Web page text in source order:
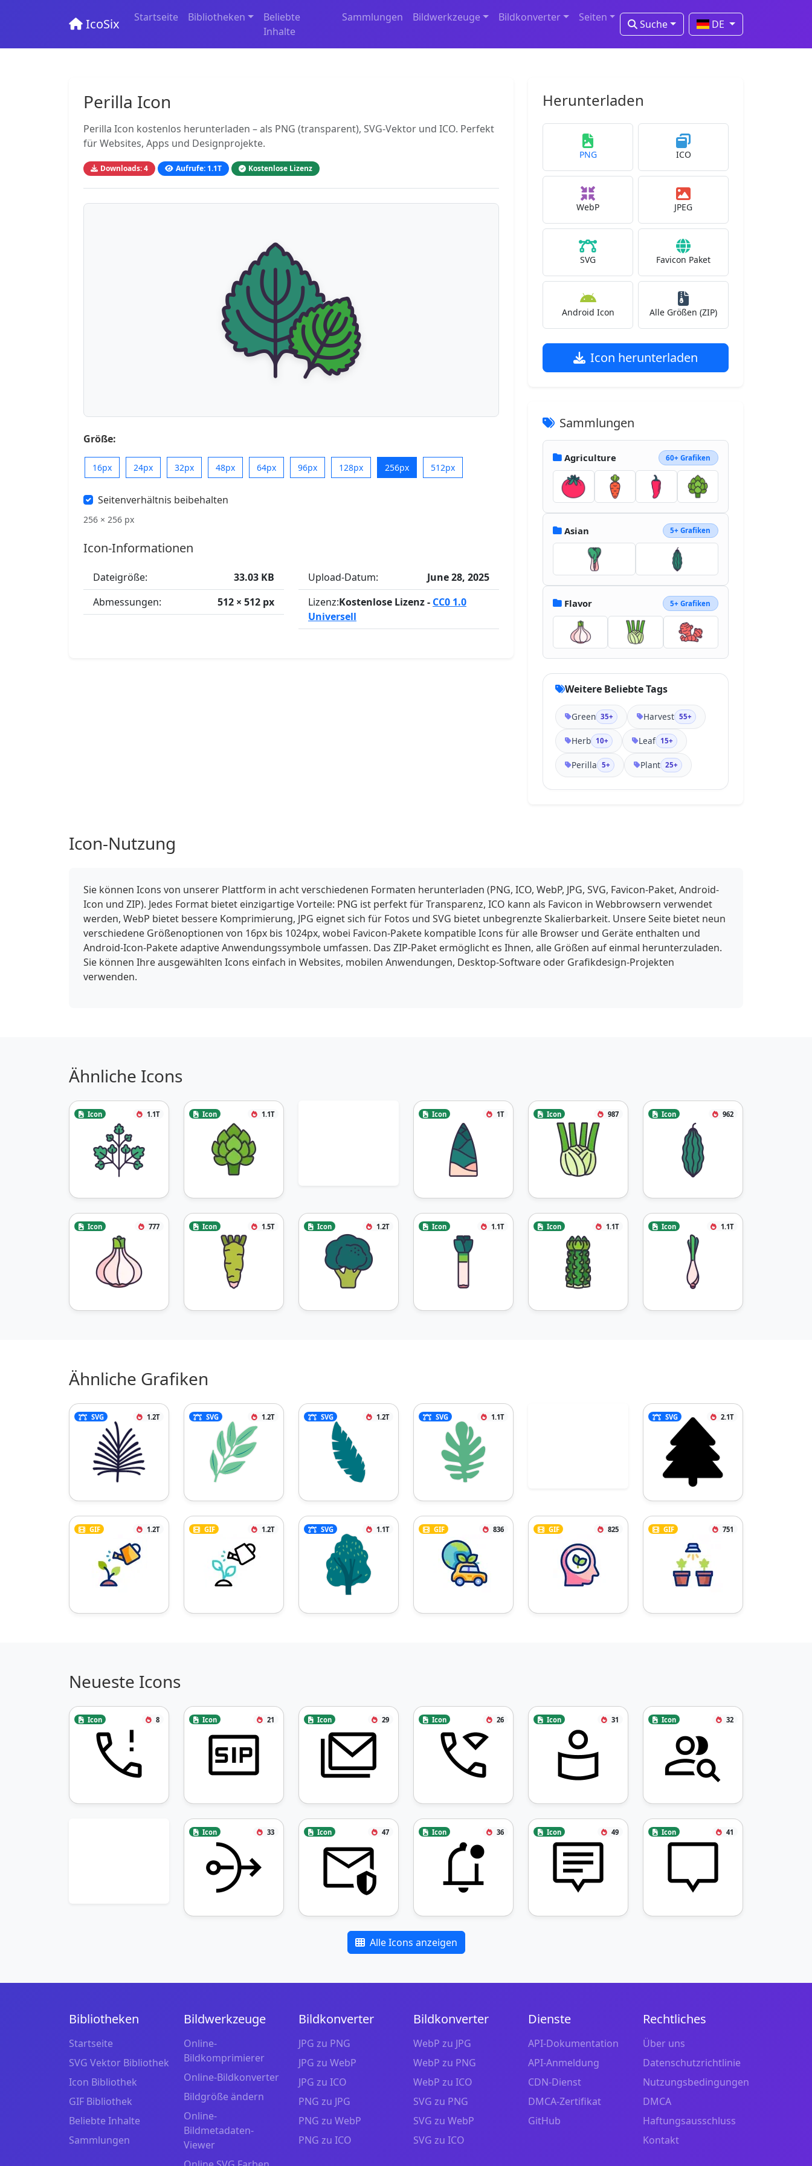
IcoSix Startseite Bibliotheken
Beliebte
Inhalte
Sammlungen Bildwerkzeuge Bildkonverter Seiten
Suche DE
Perilla Icon
Perilla Icon kostenlos herunterladen – als PNG (transparent), SVG-Vektor und ICO. Perfekt
für Websites, Apps und Designprojekte.
Downloads: 4 Aufrufe: 1.1T Kostenlose Lizenz
Größe:
16px 24px 32px 48px 64px 96px 128px 256px 512px
Seitenverhältnis beibehalten
256 × 256 px
Icon-Informationen
Dateigröße:
33.03 KB
Abmessungen:
512 × 512 px
Upload-Datum:
June 28, 2025
Lizenz:Kostenlose Lizenz - CC0 1.0
Universell
Herunterladen
PNG ICO
WebP JPEG
SVG Favicon Paket
Android Icon Alle Größen (ZIP)
Icon herunterladen
Sammlungen
Agriculture 60+ Grafiken
Asian 5+ Grafiken
Flavor 5+ Grafiken
Weitere Beliebte Tags
Green 35+ Harvest 55+
Herb 10+ Leaf 15+
Perilla 5+ Plant 25+
Icon-Nutzung
Sie können Icons von unserer Plattform in acht verschiedenen Formaten herunterladen (PNG, ICO, WebP, JPG, SVG, Favicon-Paket, Android-
Icon und ZIP). Jedes Format bietet einzigartige Vorteile: PNG ist perfekt für Transparenz, ICO kann als Favicon in Webbrowsern verwendet
werden, WebP bietet bessere Komprimierung, JPG eignet sich für Fotos und SVG bietet unbegrenzte Skalierbarkeit. Unsere Seite bietet neun
verschiedene Größenoptionen von 16px bis 1024px, wobei Favicon-Pakete kompatible Icons für alle Browser und Geräte enthalten und
Android-Icon-Pakete adaptive Anwendungssymbole umfassen. Das ZIP-Paket ermöglicht es Ihnen, alle Größen auf einmal herunterzuladen.
Sie können Ihre ausgewählten Icons einfach in Websites, mobilen Anwendungen, Desktop-Software oder Grafikdesign-Projekten
verwenden.
Ähnliche Icons
Icon 1.1T Icon 1.1T Icon 1T Icon 987 Icon 962
Icon 777 Icon 1.5T Icon 1.2T Icon 1.1T Icon 1.1T Icon 1.1T
Ähnliche Grafiken
SVG 1.2T SVG 1.2T SVG 1.2T SVG 1.1T SVG 2.1T
GIF 1.2T GIF 1.2T SVG 1.1T GIF 836 GIF 825 GIF 751
Neueste Icons
Icon 8 Icon 21 Icon 29 Icon 26 Icon 31 Icon 32
Icon 33 Icon 47 Icon 36 Icon 49 Icon 41
Alle Icons anzeigen
Bibliotheken
Startseite
SVG Vektor Bibliothek
Icon Bibliothek
GIF Bibliothek
Beliebte Inhalte
Sammlungen
Bildwerkzeuge
Online-
Bildkomprimierer
Online-Bildkonverter
Bildgröße ändern
Online-
Bildmetadaten-
Viewer
Bildkonverter
JPG zu PNG
JPG zu WebP
JPG zu ICO
PNG zu JPG
PNG zu WebP
PNG zu ICO
Bildkonverter
WebP zu JPG
WebP zu PNG
WebP zu ICO
SVG zu PNG
SVG zu WebP
SVG zu ICO
Dienste
API-Dokumentation
API-Anmeldung
CDN-Dienst
DMCA-Zertifikat
GitHub
Rechtliches
Über uns
Datenschutzrichtlinie
Nutzungsbedingungen
DMCA
Haftungsausschluss
Kontakt